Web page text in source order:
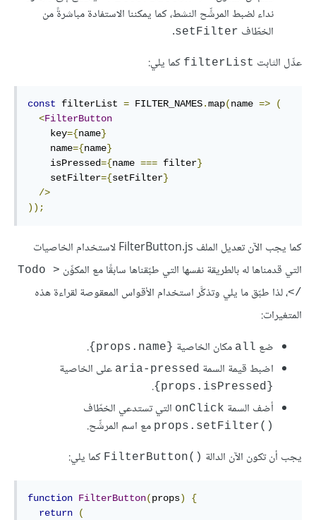
نداء لضبط المرشِّح النشط، كما يمكننا الاستفادة مباشرةً من
الخطّاف setFilter
.
عدِّل الثابت filterList كما يلي:
const filterList = FILTER_NAMES.map(name =>
(
<FilterButton
    key
={name}
    name
={name}
    isPressed
={name === filter}
    setFilter
={setFilter}
/>
));
كما يجب الآن تعديل الملف FilterButton.js لاستخدام الخاصيات
التي قدمناها له بالطريقة نفسها التي طبّقناها سابقًا مع المكوِّن
<Todo
/‎>
، لذا طبّق ما يلي وتذكَّر استخدام الأقواس المعقوصة لقراءة هذه
المتغيرات:
ضع all مكان الخاصية {props.name}
.
اضبط قيمة السمة aria-pressed على الخاصية
{props.isPressed}
.
أضف السمة onClick التي تستدعي الخطّاف
props.setFilter()‎ مع اسم المرشِّح.
يجب أن تكون الآن الدالة FilterButton()‎ كما يلي:
function FilterButton(props)
{
return
(